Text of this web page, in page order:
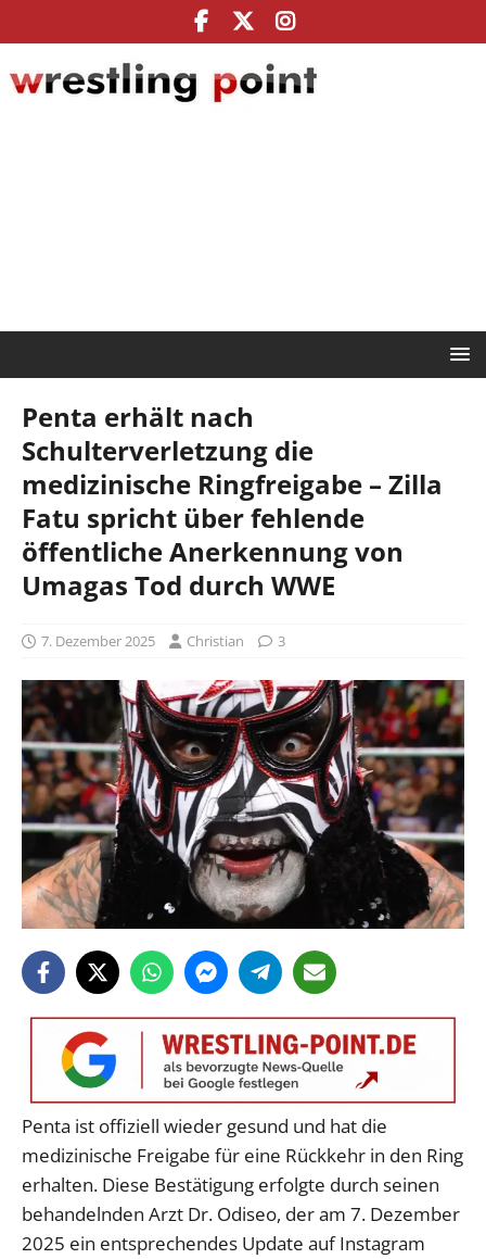
Penta erhält nach
Schulterverletzung die
medizinische Ringfreigabe – Zilla
Fatu spricht über fehlende
öffentliche Anerkennung von
Umagas Tod durch WWE
7. Dezember 2025 Christian 3
Penta ist offiziell wieder gesund und hat die
medizinische Freigabe für eine Rückkehr in den Ring
erhalten. Diese Bestätigung erfolgte durch seinen
behandelnden Arzt Dr. Odiseo, der am 7. Dezember
2025 ein entsprechendes Update auf Instagram